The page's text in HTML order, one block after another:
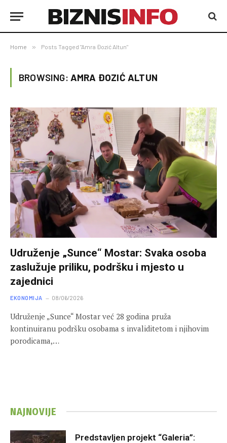
Home » Posts Tagged "Amra Đozić Altun"
BROWSING: AMRA ĐOZIĆ ALTUN
Udruženje „Sunce“ Mostar: Svaka osoba
zaslužuje priliku, podršku i mjesto u
zajednici
EKONOMIJA 08/06/2026
Udruženje „Sunce“ Mostar već 28 godina pruža
kontinuiranu podršku osobama s invaliditetom i njihovim
porodicama,…
NAJNOVIJE
Predstavljen projekt “Galeria”: